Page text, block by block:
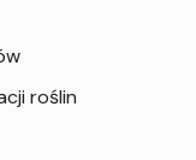
roślin